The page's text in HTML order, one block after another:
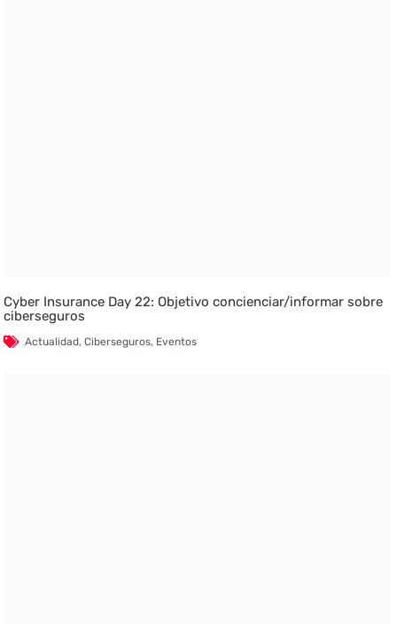
Cyber Insurance Day 22: Objetivo concienciar/informar sobre
ciberseguros
Actualidad,Ciberseguros, Eventos